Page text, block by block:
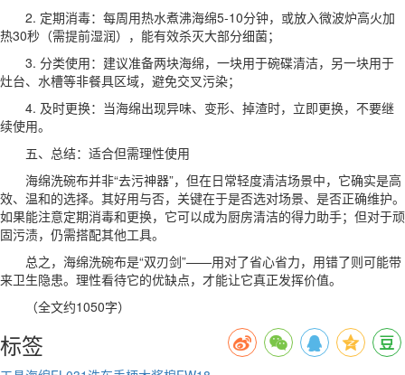
2. 定期消毒：每周用热水煮沸海绵5-10分钟，或放入微波炉高火加
热30秒（需提前湿润），能有效杀灭大部分细菌；
3. 分类使用：建议准备两块海绵，一块用于碗碟清洁，另一块用于
灶台、水槽等非餐具区域，避免交叉污染；
4. 及时更换：当海绵出现异味、变形、掉渣时，立即更换，不要继
续使用。
五、总结：适合但需理性使用
海绵洗碗布并非“去污神器”，但在日常轻度清洁场景中，它确实是高
效、温和的选择。其好用与否，关键在于是否选对场景、是否正确维护。
如果能注意定期消毒和更换，它可以成为厨房清洁的得力助手；但对于顽
固污渍，仍需搭配其他工具。
总之，海绵洗碗布是“双刃剑”——用对了省心省力，用错了则可能带
来卫生隐患。理性看待它的优缺点，才能让它真正发挥价值。
（全文约1050字）
标签